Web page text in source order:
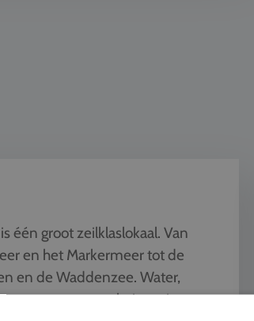
één groot zeilklaslokaal. Van
en het Markermeer tot de
en de Waddenzee. Water,
om samen echt in actie te